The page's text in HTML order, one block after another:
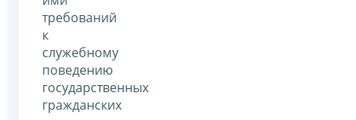
требований
к
служебному
поведению
государственных
гражданских